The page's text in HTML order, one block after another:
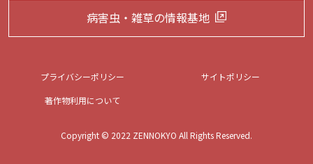
病害虫・雑草の情報基地
プライバシーポリシー
サイトポリシー
著作物利用について
Copyright © 2022 ZENNOKYO All Rights Reserved.